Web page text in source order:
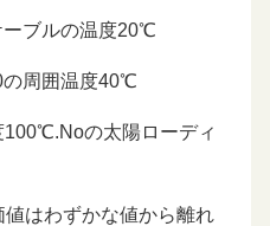
ーブルの温度20℃
の周囲温度40℃
の太陽ローディ
はわずかな値から離れ